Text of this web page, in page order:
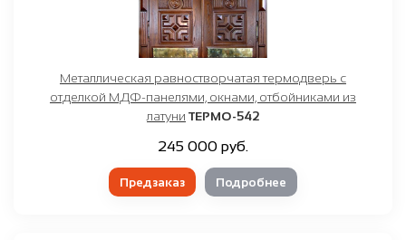
Металлическая равностворчатая термодверь с
отделкой МДФ-панелями, окнами, отбойниками из
латуни ТЕРМО-542
245 000 руб.
Предзаказ Подробнее